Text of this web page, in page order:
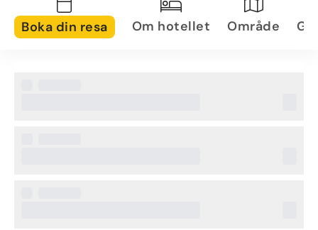
Välkommen till Barcelo Fuerteventura Castillo, där vi
kombinerar modern komfort med enastående
faciliteter för en oförglömlig vistelse.
Boka din resa Om hotellet Område